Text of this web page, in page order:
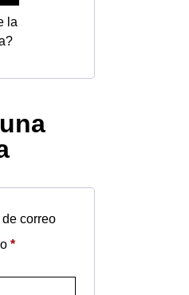
la
correo
*